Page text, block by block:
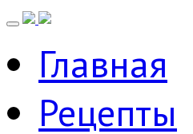
Главная
Рецепты